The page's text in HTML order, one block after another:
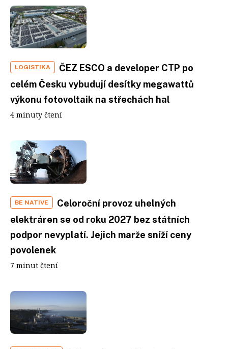
LOGISTIKA
ČEZ ESCO a developer CTP po
celém Česku vybudují desítky megawattů
výkonu fotovoltaik na střechách hal
4 minuty čtení
BE NATIVE
Celoroční provoz uhelných
elektráren se od roku 2027 bez státních
podpor nevyplatí. Jejich marže sníží ceny
povolenek
7 minut čtení